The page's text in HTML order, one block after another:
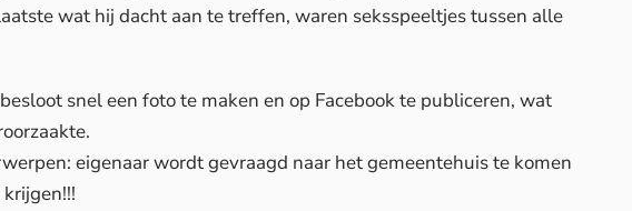
wat hij dacht aan te treffen, waren seksspeeltjes tussen alle
snel een foto te maken en op Facebook te publiceren, wat
eigenaar wordt gevraagd naar het gemeentehuis te komen